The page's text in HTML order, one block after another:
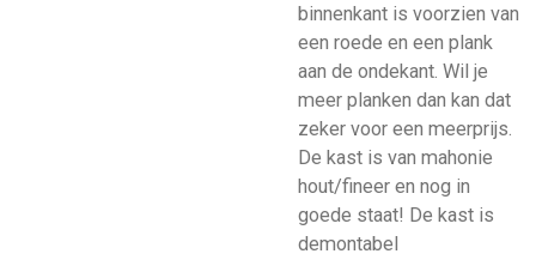
binnenkant is voorzien van
een roede en een plank
aan de ondekant. Wil je
meer planken dan kan dat
zeker voor een meerprijs.
De kast is van mahonie
hout/fineer en nog in
goede staat! De kast is
demontabel